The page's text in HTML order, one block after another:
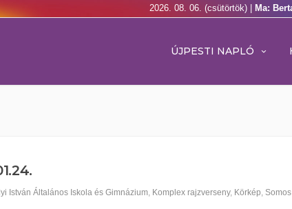
2026. 08. 06. (csütörtök) | Ma:
ÚJPESTI NAPLÓ
István Általános Iskola és Gimnázium, Komplex rajzverseny, Körkép,